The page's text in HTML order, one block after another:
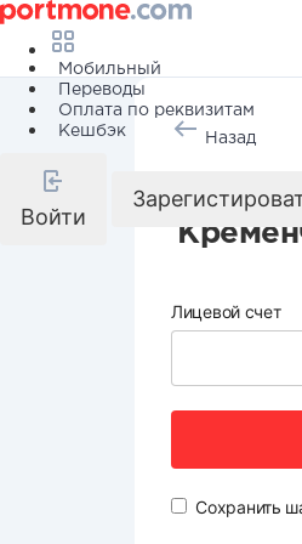
Мобильный
Переводы
Оплата по реквизитам
Кешбэк
Войти
Назад
Лицевой счет
Сохранить